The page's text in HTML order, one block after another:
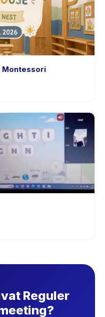
Montessori
Reguler